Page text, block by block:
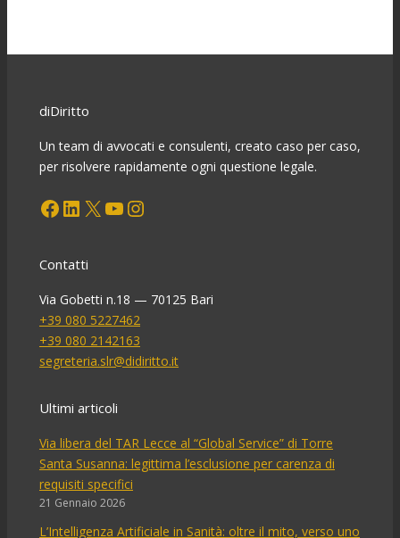
diDiritto
Un team di avvocati e consulenti, creato caso per caso,
per risolvere rapidamente ogni questione legale.
Facebook LinkedIn X YouTube Instagram
Contatti
Via Gobetti n.18 — 70125 Bari
+39 080 5227462
+39 080 2142163
segreteria.slr@didiritto.it
Ultimi articoli
Via libera del TAR Lecce al “Global Service” di Torre
Santa Susanna: legittima l’esclusione per carenza di
requisiti specifici
21 Gennaio 2026
L’Intelligenza Artificiale in Sanità: oltre il mito, verso uno